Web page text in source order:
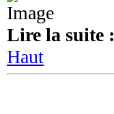
Lire la suite :
Haut